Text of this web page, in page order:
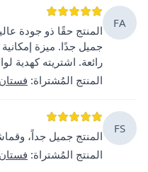
FA
المنتج حقًا ذو جودة
جميل جدًا. ميزة
رائعة. اشتريته كهدية
المنتج المُشتراة:
FS
المنتج جميل جداً،
المنتج المُشتراة: